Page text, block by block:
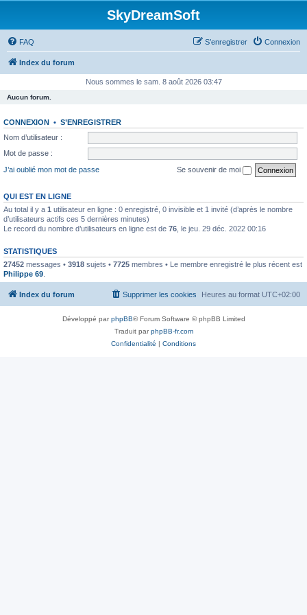
SkyDreamSoft
FAQ Connexion
S’enregistrer
Index du forum
Nous sommes le sam. 8 août 2026 03:47
Aucun forum.
CONNEXION • S’ENREGISTRER
Nom d’utilisateur :
Mot de passe :
J’ai oublié mon mot de passe
Se souvenir de moi
QUI EST EN LIGNE
Au total il y a 1 utilisateur en ligne : 0 enregistré, 0 invisible et 1 invité (d’après le nombre
d’utilisateurs actifs ces 5 dernières minutes)
Le record du nombre d’utilisateurs en ligne est de 76 , le jeu. 29 déc. 2022 00:16
STATISTIQUES
27452 messages • 3918 sujets • 7725 membres • Le membre enregistré le plus récent est
Philippe 69
Index du forum Heures au format UTC+02:00
Supprimer les cookies
Développé parphpBB® Forum Software © phpBB Limited
Traduit parphpBB-fr.com
Confidentialité | Conditions